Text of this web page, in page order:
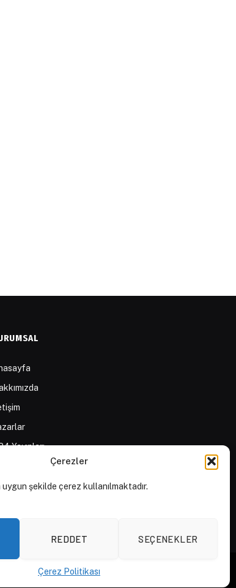
Çerezler
şekilde çerez kullanılmaktadır.
REDDET SEÇENEKLER
Çerez Politikası
Yayınları
Sağlayıcılar
İlkeleri ve Yazım
Metni Açık Rıza Beyanı